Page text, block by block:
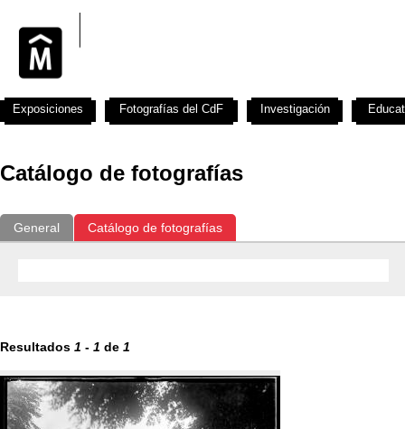
Catálogo de fotografías
General Catálogo de fotografías
Resultados 1 - 1 de 1
Exposiciones Fotografías del CdF Investigación